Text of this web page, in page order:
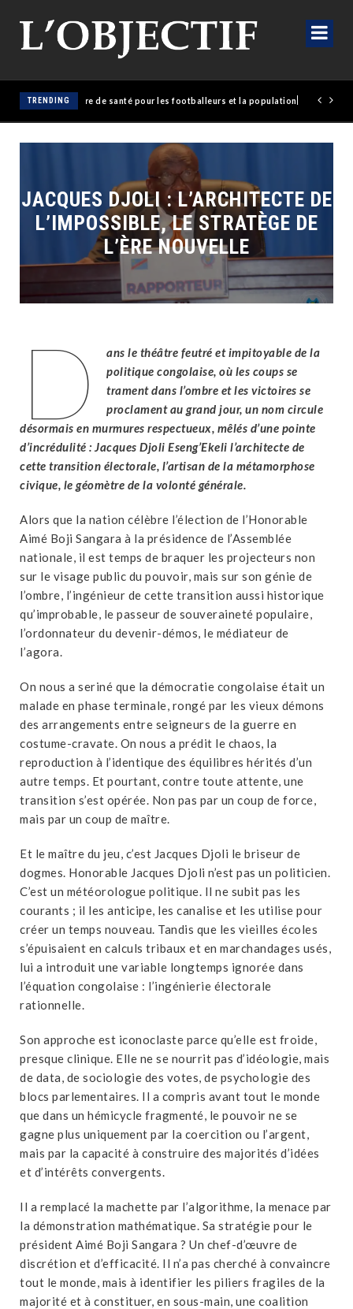
TRENDING
érige un empire de santé pour les footballeurs et la population
JACQUES DJOLI : L’ARCHITECTE DE
L’IMPOSSIBLE, LE STRATÈGE DE
L’ÈRE NOUVELLE
D
ans le théâtre feutré et impitoyable de la
politique congolaise, où les coups se
trament dans l’ombre et les victoires se
proclament au grand jour, un nom circule
désormais en murmures respectueux, mêlés d’une pointe
d’incrédulité : Jacques Djoli Eseng’Ekeli l’architecte de
cette transition électorale, l’artisan de la métamorphose
civique, le géomètre de la volonté générale.
Alors que la nation célèbre l’élection de l’Honorable
Aimé Boji Sangara à la présidence de l’Assemblée
nationale, il est temps de braquer les projecteurs non
sur le visage public du pouvoir, mais sur son génie de
l’ombre, l’ingénieur de cette transition aussi historique
qu’improbable, le passeur de souveraineté populaire,
l’ordonnateur du devenir-démos, le médiateur de
l’agora.
On nous a seriné que la démocratie congolaise était un
malade en phase terminale, rongé par les vieux démons
des arrangements entre seigneurs de la guerre en
costume-cravate. On nous a prédit le chaos, la
reproduction à l’identique des équilibres hérités d’un
autre temps. Et pourtant, contre toute attente, une
transition s’est opérée. Non pas par un coup de force,
mais par un coup de maître.
Et le maître du jeu, c’est Jacques Djoli le briseur de
dogmes. Honorable Jacques Djoli n’est pas un politicien.
C’est un météorologue politique. Il ne subit pas les
courants ; il les anticipe, les canalise et les utilise pour
créer un temps nouveau. Tandis que les vieilles écoles
s’épuisaient en calculs tribaux et en marchandages usés,
lui a introduit une variable longtemps ignorée dans
l’équation congolaise : l’ingénierie électorale
rationnelle.
Son approche est iconoclaste parce qu’elle est froide,
presque clinique. Elle ne se nourrit pas d’idéologie, mais
de data, de sociologie des votes, de psychologie des
blocs parlementaires. Il a compris avant tout le monde
que dans un hémicycle fragmenté, le pouvoir ne se
gagne plus uniquement par la coercition ou l’argent,
mais par la capacité à construire des majorités d’idées
et d’intérêts convergents.
Il a remplacé la machette par l’algorithme, la menace par
la démonstration mathématique. Sa stratégie pour le
président Aimé Boji Sangara ? Un chef-d’œuvre de
discrétion et d’efficacité. Il n’a pas cherché à convaincre
tout le monde, mais à identifier les piliers fragiles de la
majorité et à constituer, en sous-main, une coalition